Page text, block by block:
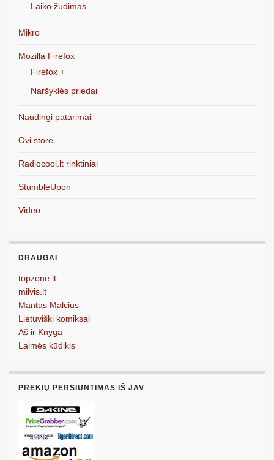
Laiko žudimas
Mikro
Mozilla Firefox
Firefox +
Naršyklės priedai
Naudingi patarimai
Ovi store
Radiocool.lt rinktiniai
StumbleUpon
Video
DRAUGAI
topzone.lt
milvis.lt
Mantas Malcius
Lietuviški komiksai
Aš ir Knyga
Laimės kūdikis
PREKIŲ PERSIUNTIMAS IŠ JAV